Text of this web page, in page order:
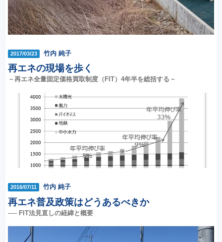
2017/03/23 竹内 純子
再エネの現場を歩く
－再エネ全量固定価格買取制度（FIT）4年半を総括する－
2016/07/11 竹内 純子
再エネ普及政策はどうあるべきか
── FIT法見直しの経緯と概要